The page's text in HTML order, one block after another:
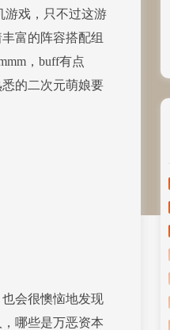
游戏，只不过这游
富的阵容搭配组
，buff有点
的二次元萌娘要
会很懊恼地发现
哪些是万恶资本